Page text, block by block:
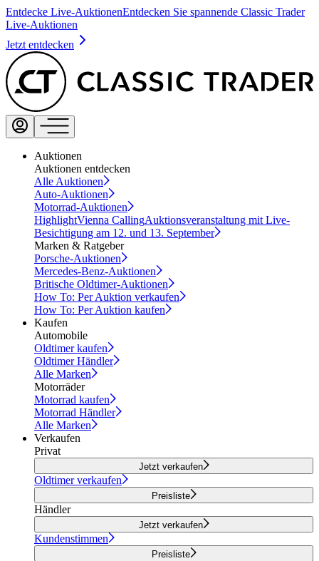
Entdecke Live-AuktionenEntdecken Sie spannende Classic Trader
Live-Auktionen
Jetzt entdecken
Auktionen
Auktionen entdecken
Alle Auktionen
Auto-Auktionen
Motorrad-Auktionen
HighlightVienna CallingAuktionsveranstaltung mit Live-
Besichtigung am 12. und 13. September
Marken & Ratgeber
Porsche-Auktionen
Mercedes-Benz-Auktionen
Britische Oldtimer-Auktionen
How To: Per Auktion verkaufen
How To: Per Auktion kaufen
Kaufen
Automobile
Oldtimer kaufen
Oldtimer Händler
Alle Marken
Motorräder
Motorrad kaufen
Motorrad Händler
Alle Marken
Verkaufen
Privat
Jetzt verkaufen
Oldtimer verkaufen
Preisliste
Händler
Jetzt verkaufen
Kundenstimmen
Preisliste